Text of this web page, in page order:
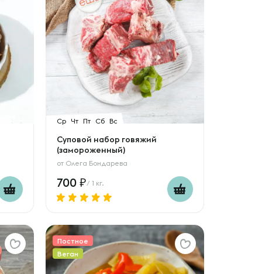
Ср Чт Пт Сб Вс
Суповой набор говяжий
(замороженный)
от Олега Бондарева
700 / 1 кг.
Постное
Веган